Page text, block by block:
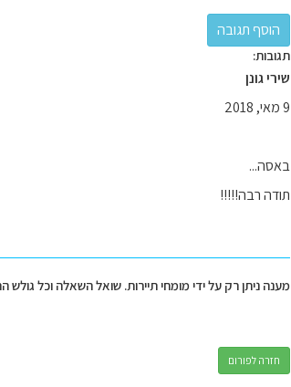
תגובות:
שירי גונן
9 מאי, 2018
באסה...
תודה רבה!!!!!
מענה ניתן רק על ידי מומחי תיירות. שואל השאלה וכל
חזרה לפורום